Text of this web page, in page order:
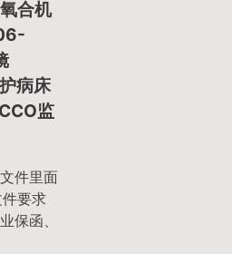
合机
病床
监
件里面
要求
保函、